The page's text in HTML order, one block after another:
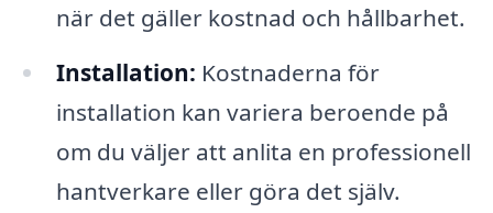
när det gäller kostnad och hållbarhet.
Installation: Kostnaderna för
installation kan variera beroende på
om du väljer att anlita en professionell
hantverkare eller göra det själv.